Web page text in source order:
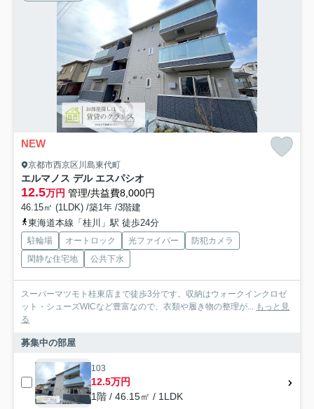
NEW
京都市西京区川島東代町
エルマノス デル エスパシオ
12.5万円 管理/共益費8,000円
46.15㎡ (1LDK) /築1年 /3階建
東海道本線「桂川」駅 徒歩24分
駐輪場 オートロック 光ファイバー
防犯カメラ
閑静な住宅地
公共下水
スーパーマツモト桂東店まで徒歩3分です。収納はウォークインクロゼ
ット・シューズWICなど豊富なので、衣類や履き物の整理が...
もっと見
る
募集中の部屋
103
12.5万円
1階 / 46.15㎡ / 1LDK